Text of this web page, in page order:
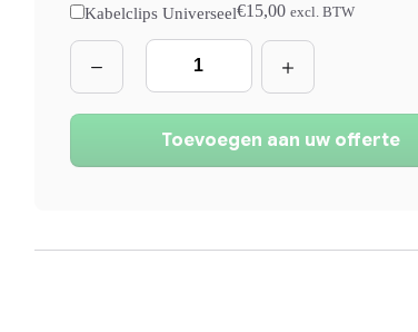
Kabelclips Universeel€15,00 excl. BTW
160x160cm
aantal
Toevoegen aan uw offerte